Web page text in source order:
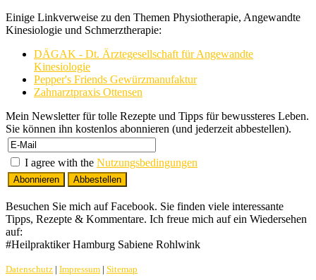
Einige Linkverweise zu den Themen Physiotherapie, Angewandte
Kinesiologie und Schmerztherapie:
DÄGAK - Dt. Ärztegesellschaft für Angewandte
Kinesiologie
Pepper's Friends Gewürzmanufaktur
Zahnarztpraxis Ottensen
Mein Newsletter für tolle Rezepte und Tipps für bewussteres Leben.
Sie können ihn kostenlos abonnieren (und jederzeit abbestellen).
I agree with the Nutzungsbedingungen
Besuchen Sie mich auf Facebook. Sie finden viele interessante
Tipps, Rezepte & Kommentare. Ich freue mich auf ein Wiedersehen
auf:
#Heilpraktiker Hamburg Sabiene Rohlwink
Datenschutz | Impressum | Sitemap